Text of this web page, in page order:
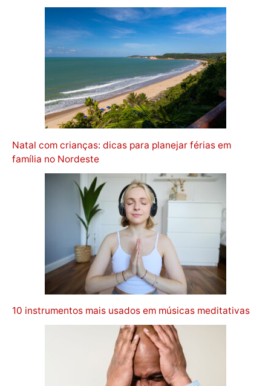
Natal com crianças: dicas para planejar férias em
família no Nordeste
10 instrumentos mais usados em músicas meditativas